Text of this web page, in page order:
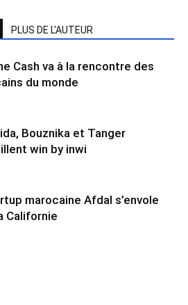
PLUS DE L'AUTEUR
Cash va à la rencontre des
du monde
Bouznika et Tanger
win by inwi
marocaine Afdal s’envole
Californie